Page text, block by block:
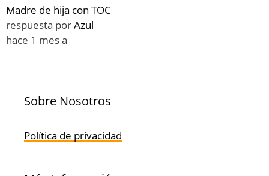
Madre de hija con TOC
respuesta porAzul
hace 1 mes a
Sobre Nosotros
Política de privacidad